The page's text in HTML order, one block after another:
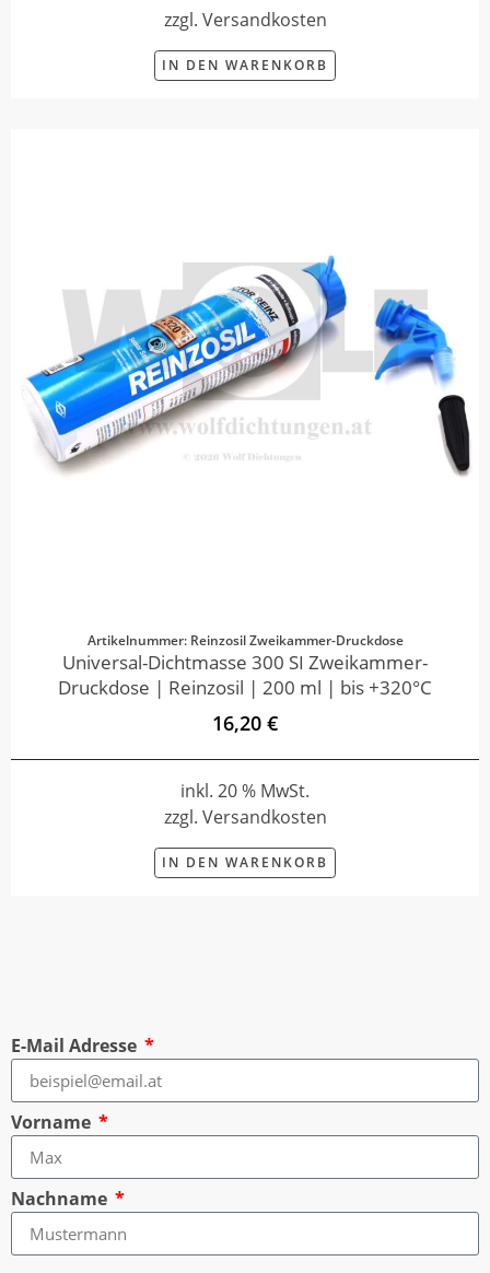
zzgl. Versandkosten
IN DEN WARENKORB
Artikelnummer: Reinzosil Zweikammer-Druckdose
Universal-Dichtmasse 300 SI Zweikammer-
Druckdose | Reinzosil | 200 ml | bis +320°C
16,20 €
inkl. 20 % MwSt.
zzgl. Versandkosten
IN DEN WARENKORB
E-Mail Adresse
Vorname
Nachname